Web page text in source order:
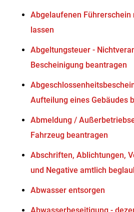
Abgelaufenen Führerschein
lassen
Abgeltungsteuer -
Bescheinigung beantragen
Aufteilung eines Gebäudes
Abmeldung /
Fahrzeug beantragen
Abschriften, Ablichtungen,
und Negative amtlich
Abwasser entsorgen